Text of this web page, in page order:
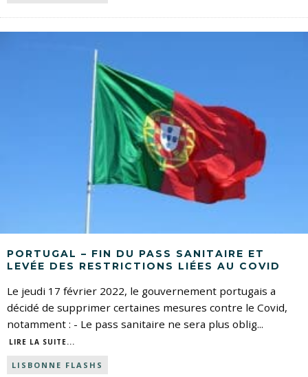
PORTUGAL – FIN DU PASS SANITAIRE ET
LEVÉE DES RESTRICTIONS LIÉES AU COVID
Le jeudi 17 février 2022, le gouvernement portugais a
décidé de supprimer certaines mesures contre le Covid,
notamment : - Le pass sanitaire ne sera plus oblig...
LIRE LA SUITE...
LISBONNE FLASHS